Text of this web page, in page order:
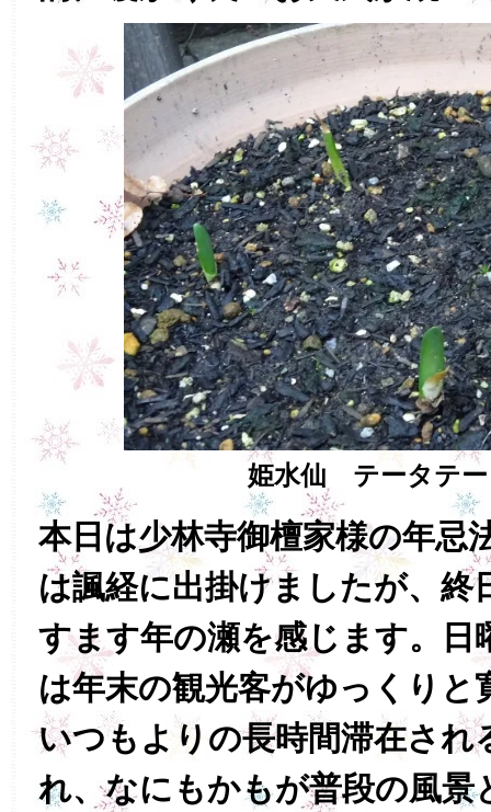
姫水仙 テータテー
本日は少林寺御檀家様の年忌
は諷経に出掛けましたが、終
すます年の瀬を感じます。日
は年末の観光客がゆっくりと
いつもよりの長時間滞在され
れ、なにもかもが普段の風景